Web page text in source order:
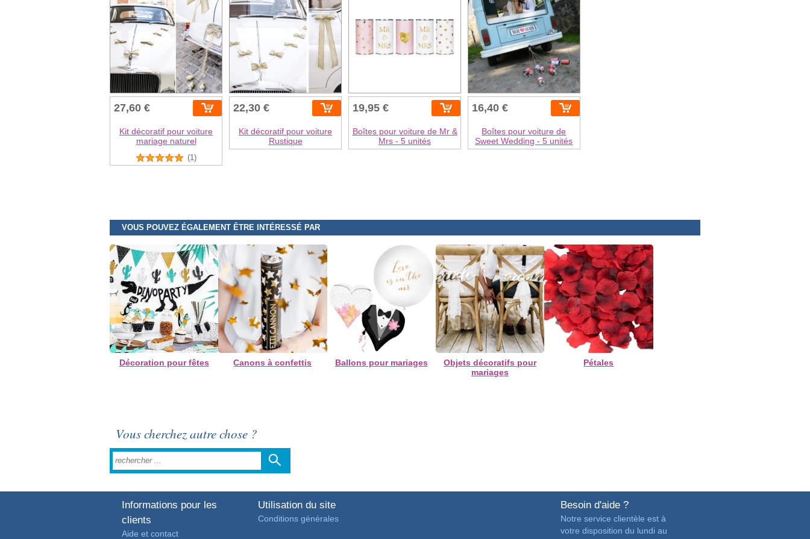
27,60 €
Kit décoratif pour voiture
mariage naturel
(1)
22,30 €
Kit décoratif pour voiture
Rustique
19,95 €
Boîtes pour voiture de Mr &
Mrs - 5 unités
16,40 €
Boîtes pour voiture de
Sweet Wedding - 5 unités
VOUS POUVEZ ÉGALEMENT ÊTRE INTÉRESSÉ PAR
Décoration pour fêtes Canons à confettis Ballons pour mariages
Objets décoratifs pour
mariages
Pétales
Vous cherchez autre chose ?
Informations pour les
clients
Aide et contact
Utilisation du site
Conditions générales
Besoin d'aide ?
Notre service clientèle est à
votre disposition du lundi au